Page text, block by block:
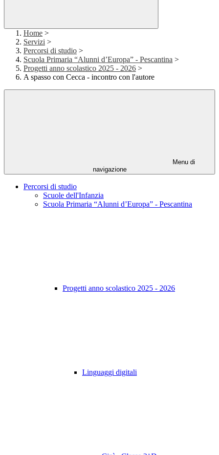
Home >
Servizi >
Percorsi di studio >
Scuola Primaria “Alunni d’Europa” - Pescantina >
Progetti anno scolastico 2025 - 2026 >
A spasso con Cecca - incontro con l'autore
Menu di
navigazione
Percorsi di studio
Scuole dell'Infanzia
Scuola Primaria “Alunni d’Europa” - Pescantina
Progetti anno scolastico 2025 - 2026
Linguaggi digitali